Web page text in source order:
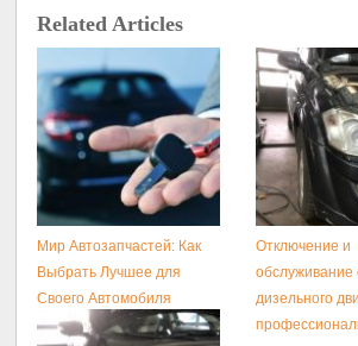
Related Articles
Мир Автозапчастей: Как
Выбрать Лучшее для
Своего Автомобиля
Отключение и
обслуживание
дизельного